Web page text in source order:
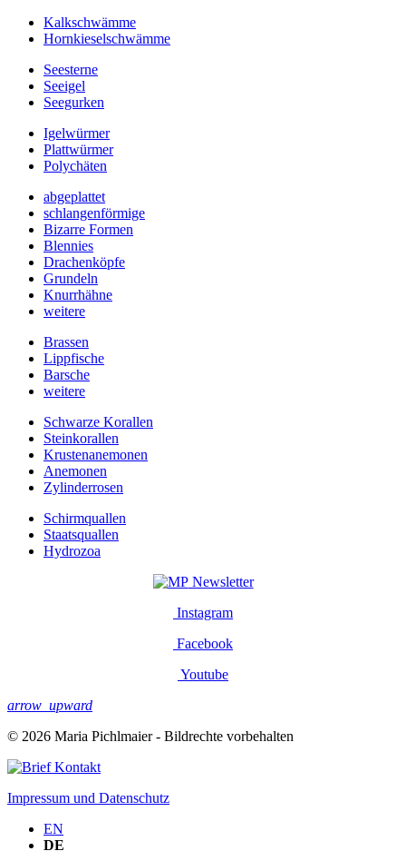
Kalkschwämme
Hornkieselschwämme
Seesterne
Seeigel
Seegurken
Igelwürmer
Plattwürmer
Polychäten
abgeplattet
schlangenförmige
Bizarre Formen
Blennies
Drachenköpfe
Grundeln
Knurrhähne
weitere
Brassen
Lippfische
Barsche
weitere
Schwarze Korallen
Steinkorallen
Krustenanemonen
Anemonen
Zylinderrosen
Schirmquallen
Staatsquallen
Hydrozoa
Newsletter
Instagram
Facebook
Youtube
arrow_upward
© 2026 Maria Pichlmaier - Bildrechte vorbehalten
Kontakt
Impressum und Datenschutz
EN
DE